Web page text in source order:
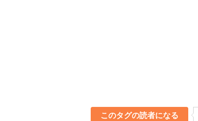
このタグの読者になる